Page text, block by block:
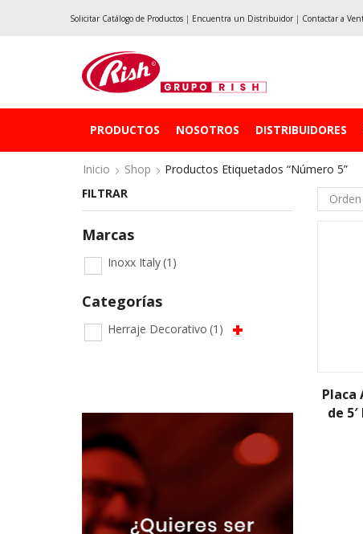
Solicitar Catálogo de Productos | Encuentra un Distribuidor | Contactar a
PRODUCTOS NOSOTROS DISTRIBUIDORES
Inicio
Shop Productos Etiquetados “número 5”
Placa
de
FILTRAR
Marcas
Inoxx Italy(1)
Categorías
Herraje Decorativo (1)